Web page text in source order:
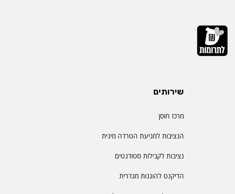
שירותים
מרכז חוסן
הנציבות למניעת הטרדה מינית
נציבות לקבילות סטודנטים
הדיקנט להוגנות מגדרית